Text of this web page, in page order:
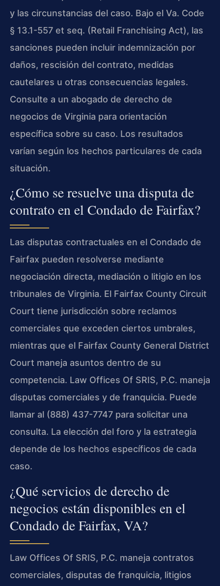
y las circunstancias del caso. Bajo el Va. Code
§ 13.1-557 et seq. (Retail Franchising Act), las
sanciones pueden incluir indemnización por
daños, rescisión del contrato, medidas
cautelares u otras consecuencias legales.
Consulte a un abogado de derecho de
negocios de Virginia para orientación
específica sobre su caso. Los resultados
varían según los hechos particulares de cada
situación.
¿Cómo se resuelve una disputa de
contrato en el Condado de Fairfax?
Las disputas contractuales en el Condado de
Fairfax pueden resolverse mediante
negociación directa, mediación o litigio en los
tribunales de Virginia. El Fairfax County Circuit
Court tiene jurisdicción sobre reclamos
comerciales que exceden ciertos umbrales,
mientras que el Fairfax County General District
Court maneja asuntos dentro de su
competencia. Law Offices Of SRIS, P.C. maneja
disputas comerciales y de franquicia. Puede
llamar al (888) 437-7747 para solicitar una
consulta. La elección del foro y la estrategia
depende de los hechos específicos de cada
caso.
¿Qué servicios de derecho de
negocios están disponibles en el
Condado de Fairfax, VA?
Law Offices Of SRIS, P.C. maneja contratos
comerciales, disputas de franquicia, litigios